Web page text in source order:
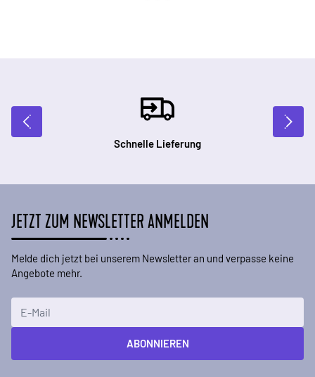
Schnelle Lieferung
JETZT ZUM NEWSLETTER ANMELDEN
Melde dich jetzt bei unserem Newsletter an und verpasse keine
Angebote mehr.
ABONNIEREN